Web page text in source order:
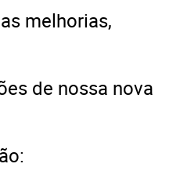
melhorias,
de nossa nova